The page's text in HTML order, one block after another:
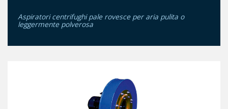
Aspiratori centrifughi pale rovesce per aria pulita o
leggermente polverosa